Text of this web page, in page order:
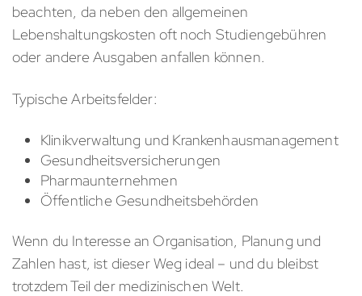
beachten, da neben den allgemeinen
Lebenshaltungskosten oft noch Studiengebühren
oder andere Ausgaben anfallen können.
Typische Arbeitsfelder:
Klinikverwaltung und Krankenhausmanagement
Gesundheitsversicherungen
Pharmaunternehmen
Öffentliche Gesundheitsbehörden
Wenn du Interesse an Organisation, Planung und
Zahlen hast, ist dieser Weg ideal – und du bleibst
trotzdem Teil der medizinischen Welt.